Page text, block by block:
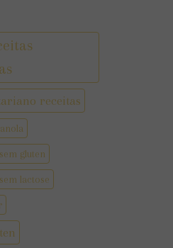
receitas
gluten
lactose